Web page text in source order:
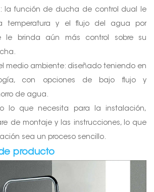
la función de ducha de control dual le
temperatura y el flujo del agua por
le brinda aún más control sobre su
medio ambiente: diseñado teniendo en
con opciones de bajo flujo y
de agua.
lo que necesita para la instalación,
de montaje y las instrucciones, lo que
sea un proceso sencillo.
producto